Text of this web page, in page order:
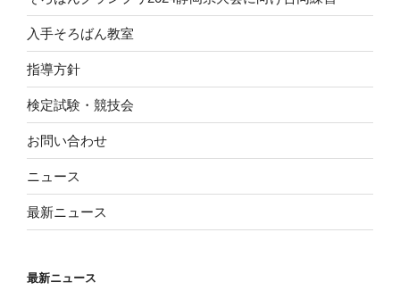
入手そろばん教室
指導方針
検定試験・競技会
お問い合わせ
ニュース
最新ニュース
最新ニュース